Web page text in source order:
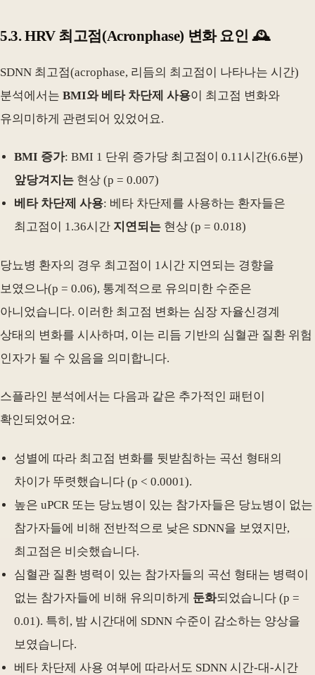
5.3. HRV 최고점(Acronphase) 변화 요인 🕰️
SDNN 최고점(acrophase, 리듬의 최고점이 나타나는 시간)
분석에서는 BMI와 베타 차단제 사용이 최고점 변화와
유의미하게 관련되어 있었어요.
BMI 증가: BMI 1 단위 증가당 최고점이 0.11시간(6.6분)
앞당겨지는 현상 (p = 0.007)
베타 차단제 사용: 베타 차단제를 사용하는 환자들은
최고점이 1.36시간 지연되는 현상 (p = 0.018)
당뇨병 환자의 경우 최고점이 1시간 지연되는 경향을
보였으나(p = 0.06), 통계적으로 유의미한 수준은
아니었습니다. 이러한 최고점 변화는 심장 자율신경계
상태의 변화를 시사하며, 이는 리듬 기반의 심혈관 질환 위험
인자가 될 수 있음을 의미합니다.
스플라인 분석에서는 다음과 같은 추가적인 패턴이
확인되었어요:
성별에 따라 최고점 변화를 뒷받침하는 곡선 형태의
차이가 뚜렷했습니다 (p < 0.0001).
높은 uPCR 또는 당뇨병이 있는 참가자들은 당뇨병이 없는
참가자들에 비해 전반적으로 낮은 SDNN을 보였지만,
최고점은 비슷했습니다.
심혈관 질환 병력이 있는 참가자들의 곡선 형태는 병력이
없는 참가자들에 비해 유의미하게 둔화되었습니다 (p =
0.01). 특히, 밤 시간대에 SDNN 수준이 감소하는 양상을
보였습니다.
베타 차단제 사용 여부에 따라서도 SDNN 시간-대-시간